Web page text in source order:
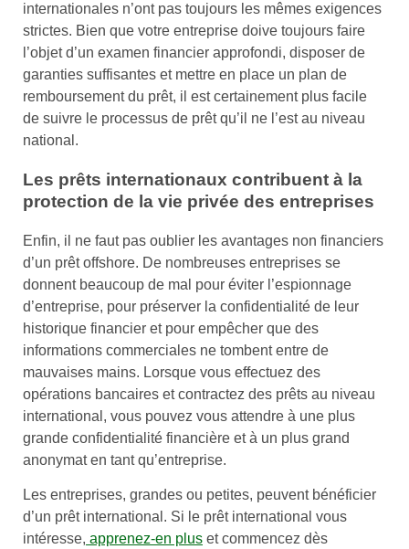
internationales n’ont pas toujours les mêmes exigences
strictes. Bien que votre entreprise doive toujours faire
l’objet d’un examen financier approfondi, disposer de
garanties suffisantes et mettre en place un plan de
remboursement du prêt, il est certainement plus facile
de suivre le processus de prêt qu’il ne l’est au niveau
national.
Les prêts internationaux contribuent à la
protection de la vie privée des entreprises
Enfin, il ne faut pas oublier les avantages non financiers
d’un prêt offshore. De nombreuses entreprises se
donnent beaucoup de mal pour éviter l’espionnage
d’entreprise, pour préserver la confidentialité de leur
historique financier et pour empêcher que des
informations commerciales ne tombent entre de
mauvaises mains. Lorsque vous effectuez des
opérations bancaires et contractez des prêts au niveau
international, vous pouvez vous attendre à une plus
grande confidentialité financière et à un plus grand
anonymat en tant qu’entreprise.
Les entreprises, grandes ou petites, peuvent bénéficier
d’un prêt international. Si le prêt international vous
intéresse, apprenez-en plus et commencez dès